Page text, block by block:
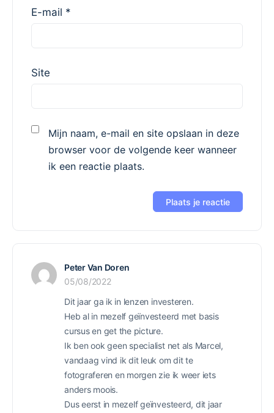
E-mail *
Site
Mijn naam, e-mail en site opslaan in deze
browser voor de volgende keer wanneer
ik een reactie plaats.
Peter Van Doren
05/08/2022
Dit jaar ga ik in lenzen investeren.
Heb al in mezelf geïnvesteerd met basis
cursus en get the picture.
Ik ben ook geen specialist net als Marcel,
vandaag vind ik dit leuk om dit te
fotograferen en morgen zie ik weer iets
anders moois.
Dus eerst in mezelf geïnvesteerd, dit jaar